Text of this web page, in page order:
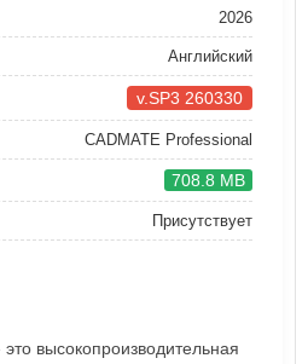
2026
Английский
v.SP3 260330
CADMATE Professional
708.8 MB
Присутствует
высокопроизводительная